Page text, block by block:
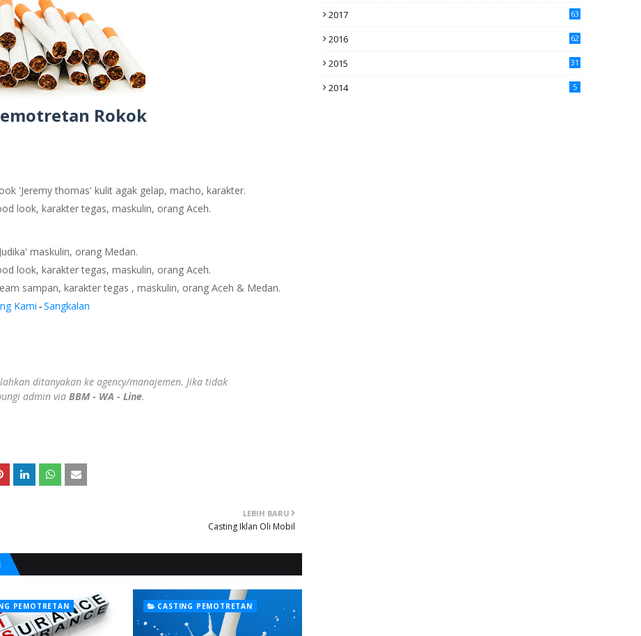
Rokok
'Jeremy thomas' kulit agak gelap, macho, karakter.
look, karakter tegas, maskulin, orang Aceh.
maskulin, orang Medan.
look, karakter tegas, maskulin, orang Aceh.
sampan, karakter tegas , maskulin, orang Aceh & Medan.
Kami - Sangkalan
ditanyakan ke agency/manajemen. Jika tidak
admin via BBM - WA - Line.
LEBIH BARU
Casting Iklan Oli Mobil
PEMOTRETAN CASTING PEMOTRETAN
2017 63
2016
62
2015
31
2014 5